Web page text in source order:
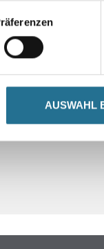
AUSWAHL
ZUSATZINFOS